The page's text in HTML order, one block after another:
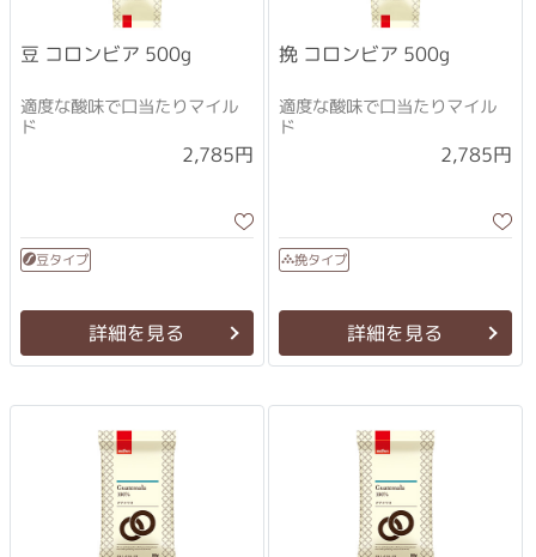
豆 コロンビア 500g
適度な酸味で口当たりマイル
ド
2,785円
豆タイプ
詳細を見る
挽 コロンビア 500g
適度な酸味で口当たりマイル
ド
2,785円
挽タイプ
詳細を見る